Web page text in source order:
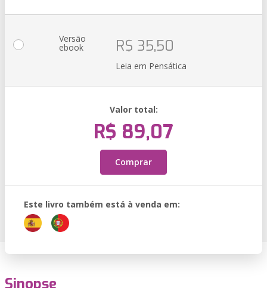
Versão
ebook R$ 35,50
Leia em Pensática
Valor total:
R$ 89,07
Comprar
Este livro também está à venda em:
Sinopse